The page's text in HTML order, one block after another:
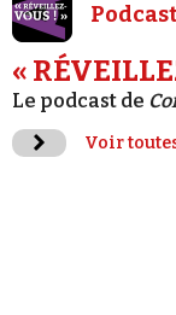
«
Le podcast de
Voir